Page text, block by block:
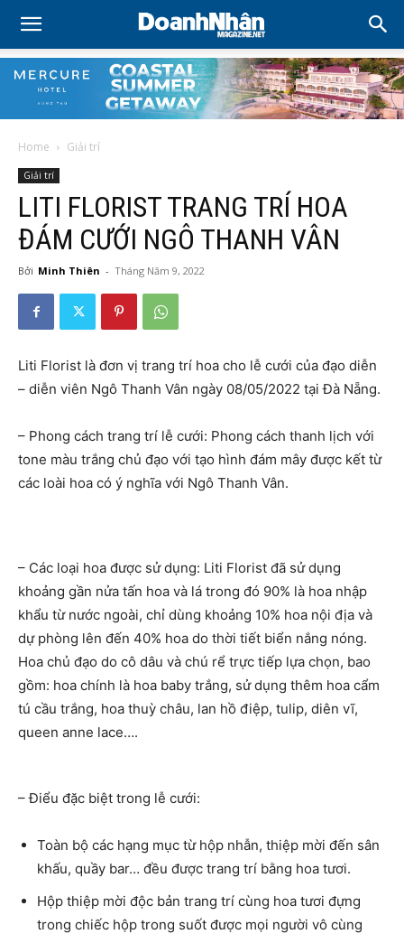
Home Giải trí
Giải trí
LITI FLORIST TRANG TRÍ HOA
ĐÁM CƯỚI NGÔ THANH VÂN
Bởi Minh Thiên - Tháng Năm 9, 2022
Liti Florist là đơn vị trang trí hoa cho lễ cưới của đạo diễn
– diễn viên Ngô Thanh Vân ngày 08/05/2022 tại Đà Nẵng.
– Phong cách trang trí lễ cưới: Phong cách thanh lịch với
tone màu trắng chủ đạo với tạo hình đám mây được kết từ
các loài hoa có ý nghĩa với Ngô Thanh Vân.
– Các loại hoa được sử dụng: Liti Florist đã sử dụng
khoảng gần nửa tấn hoa và lá trong đó 90% là hoa nhập
khẩu từ nước ngoài, chỉ dùng khoảng 10% hoa nội địa và
dự phòng lên đến 40% hoa do thời tiết biển nắng nóng.
Hoa chủ đạo do cô dâu và chú rể trực tiếp lựa chọn, bao
gồm: hoa chính là hoa baby trắng, sử dụng thêm hoa cẩm
tú cầu trắng, hoa thuỳ châu, lan hồ điệp, tulip, diên vĩ,
queen anne lace….
– Điểu đặc biệt trong lễ cưới:
Toàn bộ các hạng mục từ hộp nhẫn, thiệp mời đến sân
khấu, quầy bar… đều được trang trí bằng hoa tươi.
Hộp thiệp mời độc bản trang trí cùng hoa tươi đựng
trong chiếc hộp trong suốt được mọi người vô cùng